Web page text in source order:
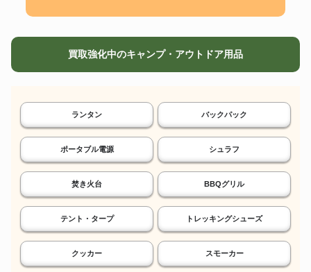
買取強化中のキャンプ・アウトドア用品
ランタン バックパック
ポータブル電源 シュラフ
焚き火台 BBQグリル
テント・タープ トレッキングシューズ
クッカー スモーカー